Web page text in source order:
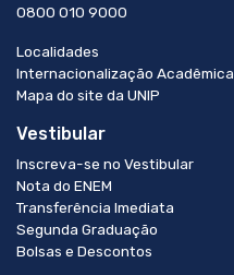
0800 010 9000
Localidades
Internacionalização Acadêmica
Mapa do site da UNIP
Vestibular
Inscreva-se no Vestibular
Nota do ENEM
Transferência Imediata
Segunda Graduação
Bolsas e Descontos